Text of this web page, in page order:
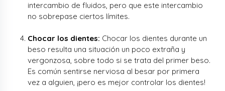
intercambio de fluidos, pero que este intercambio
no sobrepase ciertos límites.
Chocar los dientes: Chocar los dientes durante un
beso resulta una situación un poco extraña y
vergonzosa, sobre todo si se trata del primer beso.
Es común sentirse nerviosa al besar por primera
vez a alguien, ¡pero es mejor controlar los dientes!